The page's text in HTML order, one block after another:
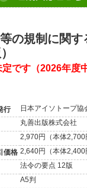
の規制に関す
定です（2026年度
行 日本アイソトープ協
丸善出版株式会社
2,970円（本体2,700
価格 2,640円（本体2,400
法令の要点 12版
A5判